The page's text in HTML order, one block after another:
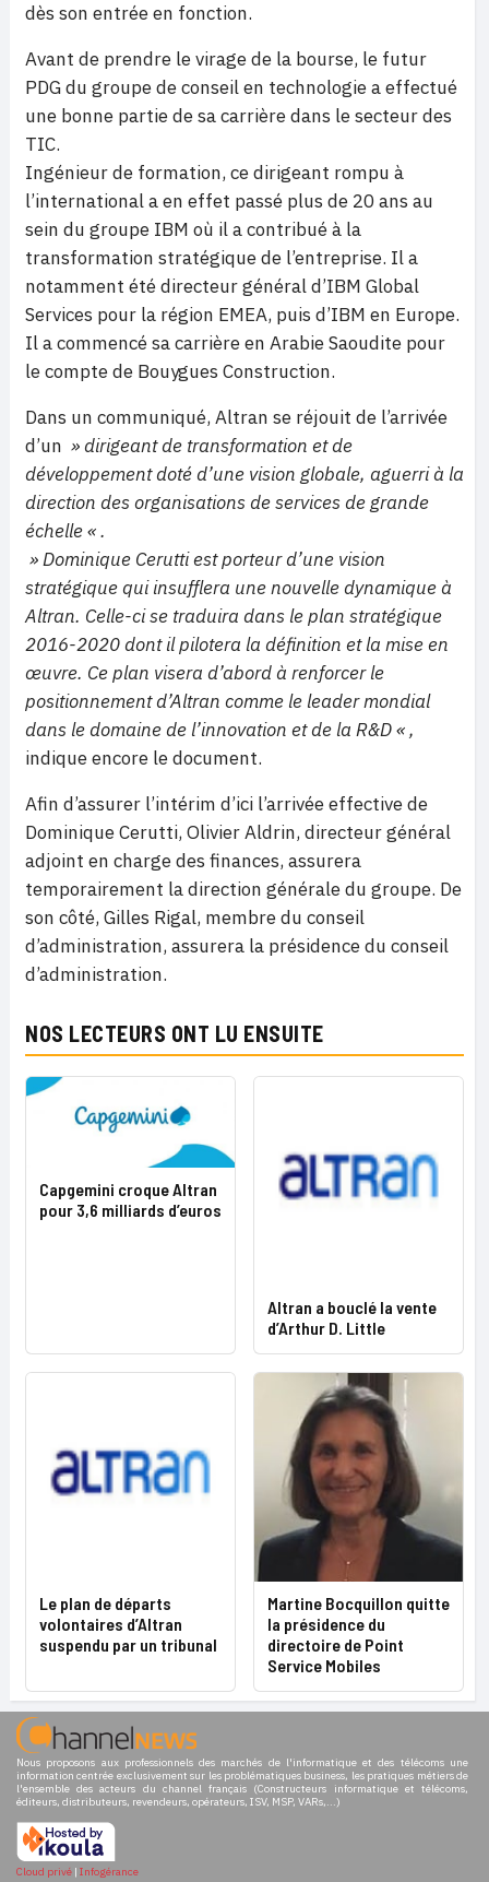
dès son entrée en fonction.
Avant de prendre le virage de la bourse, le futur
PDG du groupe de conseil en technologie a effectué
une bonne partie de sa carrière dans le secteur des
TIC.
Ingénieur de formation, ce dirigeant rompu à
l’international a en effet passé plus de 20 ans au
sein du groupe IBM où il a contribué à la
transformation stratégique de l’entreprise. Il a
notamment été directeur général d’IBM Global
Services pour la région EMEA, puis d’IBM en Europe.
Il a commencé sa carrière en Arabie Saoudite pour
le compte de Bouygues Construction.
Dans un communiqué, Altran se réjouit de l’arrivée
d’un » dirigeant de transformation et de
développement doté d’une vision globale, aguerri à la
direction des organisations de services de grande
échelle « .
» Dominique Cerutti est porteur d’une vision
stratégique qui insufflera une nouvelle dynamique à
Altran. Celle-ci se traduira dans le plan stratégique
2016-2020 dont il pilotera la définition et la mise en
œuvre. Ce plan visera d’abord à renforcer le
positionnement d’Altran comme le leader mondial
dans le domaine de l’innovation et de la R&D « ,
indique encore le document.
Afin d’assurer l’intérim d’ici l’arrivée effective de
Dominique Cerutti, Olivier Aldrin, directeur général
adjoint en charge des finances, assurera
temporairement la direction générale du groupe. De
son côté, Gilles Rigal, membre du conseil
d’administration, assurera la présidence du conseil
d’administration.
NOS LECTEURS ONT LU ENSUITE
Capgemini croque Altran
pour 3,6 milliards d’euros
Altran a bouclé la vente
d’Arthur D. Little
Le plan de départs
volontaires d’Altran
suspendu par un tribunal
Martine Bocquillon quitte
la présidence du
directoire de Point
Service Mobiles
Nous proposons aux professionnels des marchés de l'informatique et des télécoms une
information centrée exclusivement sur les problématiques business, les pratiques métiers de
l'ensemble des acteurs du channel français (Constructeurs informatique et télécoms,
éditeurs, distributeurs, revendeurs, opérateurs, ISV, MSP, VARs,...)
Cloud privé | Infogérance